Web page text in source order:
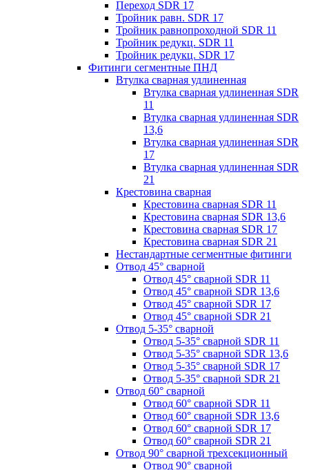
Переход SDR 17
Тройник равн. SDR 17
Тройник равнопроходной SDR 11
Тройник редукц. SDR 11
Тройник редукц. SDR 17
Фитинги сегментные ПНД
Втулка сварная удлиненная
Втулка сварная удлиненная SDR
11
Втулка сварная удлиненная SDR
13,6
Втулка сварная удлиненная SDR
17
Втулка сварная удлиненная SDR
21
Крестовина сварная
Крестовина сварная SDR 11
Крестовина сварная SDR 13,6
Крестовина сварная SDR 17
Крестовина сварная SDR 21
Нестандартные сегментные фитинги
Отвод 45° сварной
Отвод 45° сварной SDR 11
Отвод 45° сварной SDR 13,6
Отвод 45° сварной SDR 17
Отвод 45° сварной SDR 21
Отвод 5-35° сварной
Отвод 5-35° сварной SDR 11
Отвод 5-35° сварной SDR 13,6
Отвод 5-35° сварной SDR 17
Отвод 5-35° сварной SDR 21
Отвод 60° сварной
Отвод 60° сварной SDR 11
Отвод 60° сварной SDR 13,6
Отвод 60° сварной SDR 17
Отвод 60° сварной SDR 21
Отвод 90° сварной трехсекционный
Отвод 90° сварной